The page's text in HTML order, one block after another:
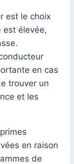
est le choix
est élevée,
en cas
trouver un
et les
en raison
de